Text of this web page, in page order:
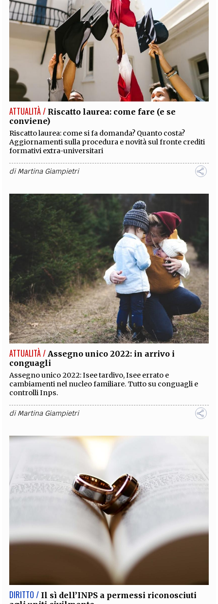
ATTUALITÀ / Riscatto laurea: come fare (e se
conviene)
Riscatto laurea: come si fa domanda? Quanto costa?
Aggiornamenti sulla procedura e novità sul fronte crediti
formativi extra-universitari
diMartina Giampietri
ATTUALITÀ / Assegno unico 2022: in arrivo i
conguagli
Assegno unico 2022: Isee tardivo, Isee errato e
cambiamenti nel nucleo familiare. Tutto su conguagli e
controlli Inps.
diMartina Giampietri
DIRITTO / Il sì dell’INPS a permessi riconosciuti